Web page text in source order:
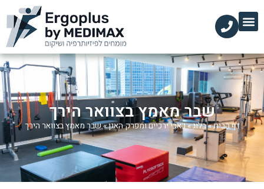
שבר מאמץ בצוואר הירך
דף הבית»בלוג»כאבי ירכיים ומפרק האגן»שבר מאמץ בצוואר הירך